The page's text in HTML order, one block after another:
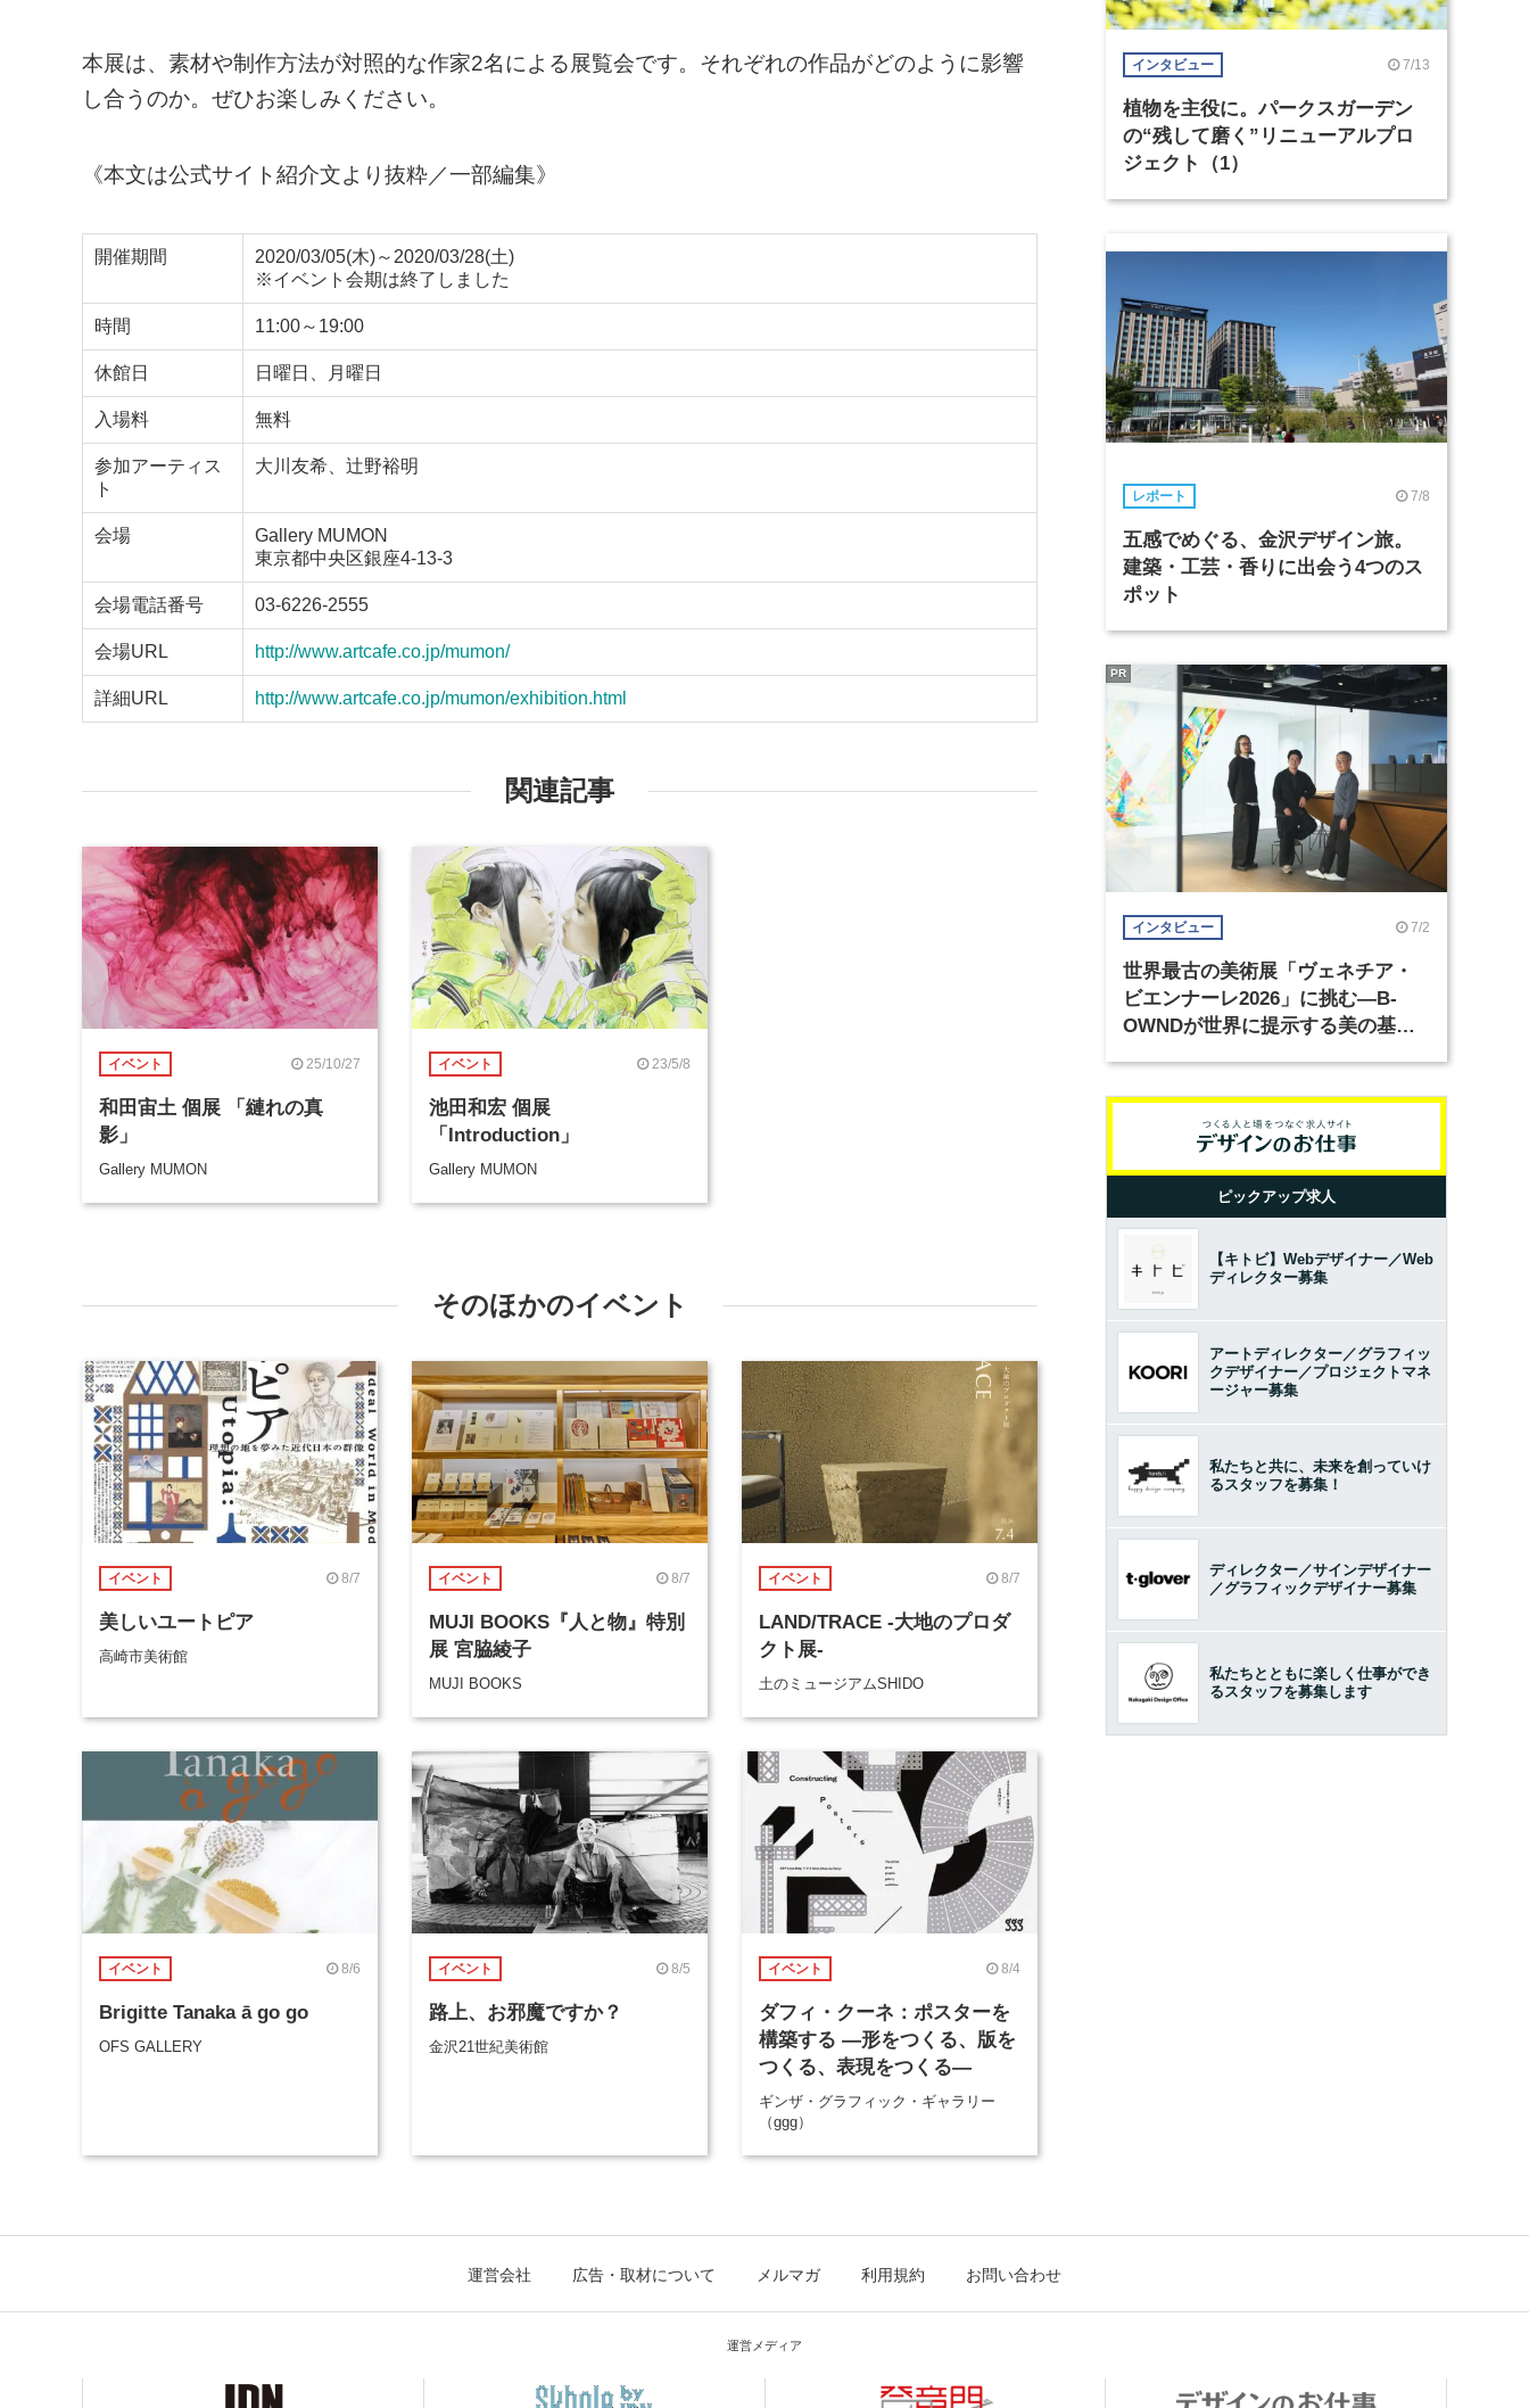
本展は、素材や制作方法が対照的な作家2名による展覧会です。それぞれの作品がどのように影響
し合うのか。ぜひお楽しみください。
《本文は公式サイト紹介文より抜粋／一部編集》
開催期間
2020/03/05(木)～2020/03/28(土)
※イベント会期は終了しました
時間 11:00～19:00
休館日 日曜日、月曜日
入場料 無料
参加アーティス
ト
大川友希、辻野裕明
会場
Gallery MUMON
東京都中央区銀座4-13-3
会場電話番号 03-6226-2555
会場URL http://www.artcafe.co.jp/mumon/
詳細URL http://www.artcafe.co.jp/mumon/exhibition.html
関連記事
イベント 25/10/27
和田宙土 個展 「縺れの真
影」
Gallery MUMON
イベント 23/5/8
池田和宏 個展
「Introduction」
Gallery MUMON
そのほかのイベント
イベント 8/7
美しいユートピア
高崎市美術館
イベント 8/7
MUJI BOOKS『人と物』特別
展 宮脇綾子
MUJI BOOKS
イベント 8/7
LAND/TRACE -大地のプロダ
クト展-
土のミュージアムSHIDO
イベント 8/6
Brigitte Tanaka ā go go
OFS GALLERY
イベント 8/5
路上、お邪魔ですか？
金沢21世紀美術館
イベント 8/4
ダフィ・クーネ：ポスターを
構築する ―形をつくる、版を
つくる、表現をつくる―
ギンザ・グラフィック・ギャラリー
（ggg）
インタビュー 7/13
植物を主役に。パークスガーデン
の“残して磨く”リニューアルプロ
ジェクト（1）
レポート 7/8
五感でめぐる、金沢デザイン旅。
建築・工芸・香りに出会う4つのス
ポット
インタビュー 7/2
世界最古の美術展「ヴェネチア・
ビエンナーレ2026」に挑む―B-
OWNDが世界に提示する美の基準
PR
ピックアップ求人
【キトビ】Webデザイナー／Web
ディレクター募集
アートディレクター／グラフィッ
クデザイナー／プロジェクトマネ
ージャー募集
私たちと共に、未来を創っていけ
るスタッフを募集！
ディレクター／サインデザイナー
／グラフィックデザイナー募集
私たちとともに楽しく仕事ができ
るスタッフを募集します
運営会社 広告・取材について メルマガ 利用規約 お問い合わせ
運営メディア